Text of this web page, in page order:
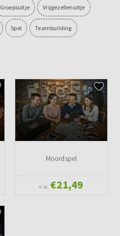
Groepsuitje Vrijgezellenuitje
Spel Teambuilding
Moordspel
v.a. €21,49